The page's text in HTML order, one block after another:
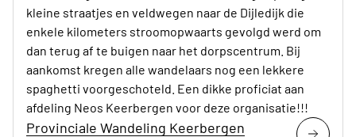
kleine straatjes en veldwegen naar de Dijledijk die
enkele kilometers stroomopwaarts gevolgd werd om
dan terug af te buigen naar het dorpscentrum. Bij
aankomst kregen alle wandelaars nog een lekkere
spaghetti voorgeschoteld. Een dikke proficiat aan
afdeling Neos Keerbergen voor deze organisatie!!!
Provinciale Wandeling Keerbergen